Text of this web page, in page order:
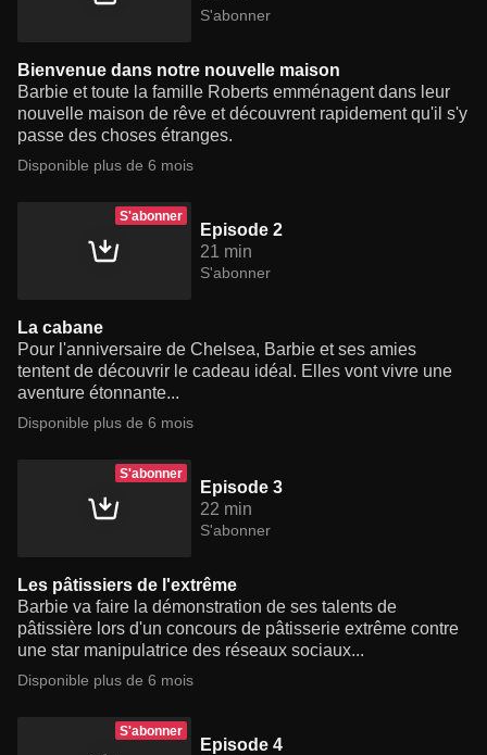
S'abonner
Bienvenue dans notre nouvelle maison
Barbie et toute la famille Roberts emménagent dans leur
nouvelle maison de rêve et découvrent rapidement qu'il s'y
passe des choses étranges.
Disponible plus de 6 mois
S'abonner
Episode 2
21 min
S'abonner
La cabane
Pour l'anniversaire de Chelsea, Barbie et ses amies
tentent de découvrir le cadeau idéal. Elles vont vivre une
aventure étonnante...
Disponible plus de 6 mois
S'abonner
Episode 3
22 min
S'abonner
Les pâtissiers de l'extrême
Barbie va faire la démonstration de ses talents de
pâtissière lors d'un concours de pâtisserie extrême contre
une star manipulatrice des réseaux sociaux...
Disponible plus de 6 mois
S'abonner
Episode 4